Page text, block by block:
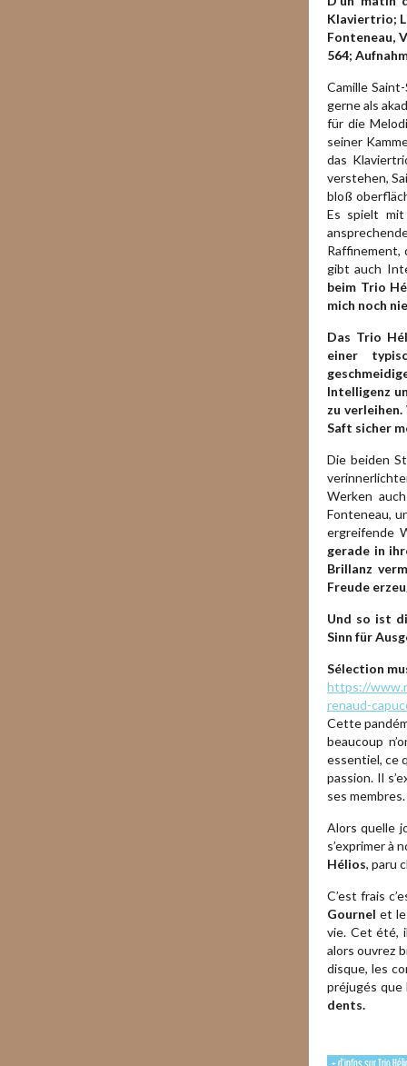
Klaviertrio;
Fonteneau,
564;
Camille
gerne als
für die
seiner
das
verstehen,
bloß
Es spielt mit
Raffinement,
gibt auch
beim Trio
mich noch
Das Trio
einer
Intelligenz
zu
Saft sicher
Die beiden
Werken
Fonteneau,
ergreifende
gerade in
Brillanz
Freude
Und so ist
Sinn für
Sélection
https://
renaud-
Cette
beaucoup
essentiel, ce
passion. Il
ses membres.
Alors quelle
s’exprimer à
Hélios, paru
C’est frais
Gournel et
vie. Cet été,
alors ouvrez
disque, les
préjugés que
dents.